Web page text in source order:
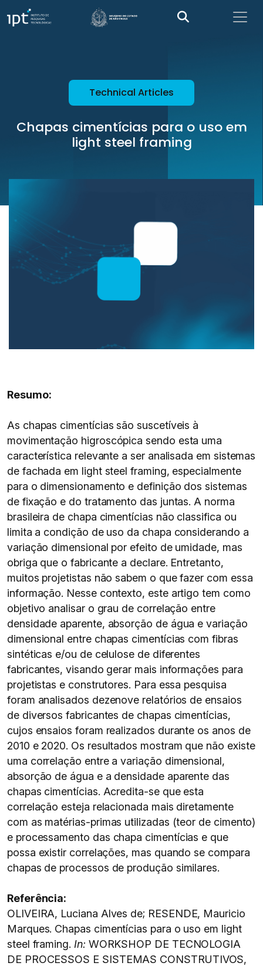
Technical Articles
Chapas cimentícias para o uso em
light steel framing
Resumo:
As chapas cimentícias são suscetíveis à
movimentação higroscópica sendo esta uma
característica relevante a ser analisada em sistemas
de fachada em light steel framing, especialmente
para o dimensionamento e definição dos sistemas
de fixação e do tratamento das juntas. A norma
brasileira de chapa cimentícias não classifica ou
limita a condição de uso da chapa considerando a
variação dimensional por efeito de umidade, mas
obriga que o fabricante a declare. Entretanto,
muitos projetistas não sabem o que fazer com essa
informação. Nesse contexto, este artigo tem como
objetivo analisar o grau de correlação entre
densidade aparente, absorção de água e variação
dimensional entre chapas cimentícias com fibras
sintéticas e/ou de celulose de diferentes
fabricantes, visando gerar mais informações para
projetistas e construtores. Para essa pesquisa
foram analisados dezenove relatórios de ensaios
de diversos fabricantes de chapas cimentícias,
cujos ensaios foram realizados durante os anos de
2010 e 2020. Os resultados mostram que não existe
uma correlação entre a variação dimensional,
absorção de água e a densidade aparente das
chapas cimentícias. Acredita-se que esta
correlação esteja relacionada mais diretamente
com as matérias-primas utilizadas (teor de cimento)
e processamento das chapa cimentícias e que
possa existir correlações, mas quando se compara
chapas de processos de produção similares.
Referência:
OLIVEIRA, Luciana Alves de; RESENDE, Mauricio
Marques. Chapas cimentícias para o uso em light
steel framing. In: WORKSHOP DE TECNOLOGIA
DE PROCESSOS E SISTEMAS CONSTRUTIVOS,